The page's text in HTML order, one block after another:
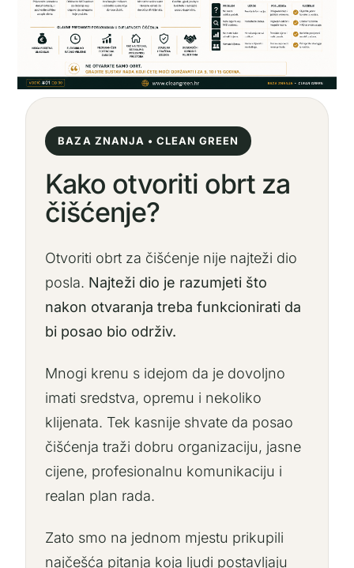
BAZA ZNANJA • CLEAN GREEN
Kako otvoriti obrt za
čišćenje?
Otvoriti obrt za čišćenje nije najteži dio
posla. Najteži dio je razumjeti što
nakon otvaranja treba funkcionirati da
bi posao bio održiv.
Mnogi krenu s idejom da je dovoljno
imati sredstva, opremu i nekoliko
klijenata. Tek kasnije shvate da posao
čišćenja traži dobru organizaciju, jasne
cijene, profesionalnu komunikaciju i
realan plan rada.
Zato smo na jednom mjestu prikupili
najčešća pitanja koja ljudi postavljaju